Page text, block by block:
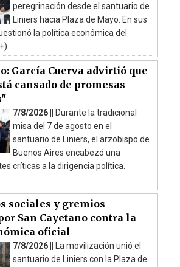
peregrinación desde el santuario de
Liniers hacia Plaza de Mayo. En sus
la política económica del
García Cuerva advirtió que
cansado de promesas
7/8/2026 ||
Durante la tradicional
misa del 7 de agosto en el
santuario de Liniers, el arzobispo de
Buenos Aires encabezó una
críticas a la dirigencia política.
sociales y gremios
San Cayetano contra la
oficial
7/8/2026 ||
La movilización unió el
santuario de Liniers con la Plaza de